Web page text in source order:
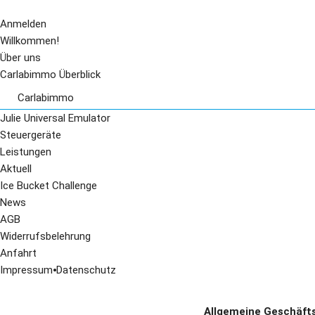
Anmelden
Willkommen!
Über uns
Carlabimmo Überblick
Carlabimmo
Audi
BMW
Citroen
Chrysler
Daewo
Fiat
Honda
Kia
Mazda
Mercedes
Julie Universal Emulator
Steuergeräte
Leistungen
Aktuell
Ice Bucket Challenge
News
AGB
Widerrufsbelehrung
Anfahrt
Impressum⦁Datenschutz
Allgemeine